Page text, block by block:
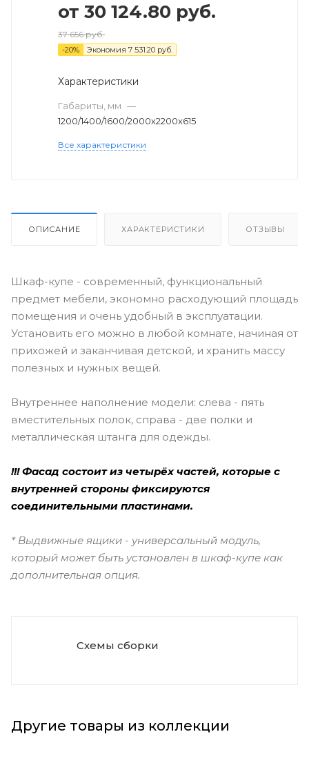
от 30 124.80 руб.
37 656 руб.
-20% Экономия 7 531.20 руб.
Характеристики
Габариты, мм —
1200/1400/1600/2000х2200х615
Все характеристики
ОПИСАНИЕ ХАРАКТЕРИСТИКИ ОТЗЫВЫ
Шкаф-купе - современный, функциональный
предмет мебели, экономно расходующий площадь
помещения и очень удобный в эксплуатации.
Установить его можно в любой комнате, начиная от
прихожей и заканчивая детской, и хранить массу
полезных и нужных вещей.
Внутреннее наполнение модели: слева - пять
вместительных полок, справа - две полки и
металлическая штанга для одежды.
!!! Фасад состоит из четырёх частей, которые с
внутренней стороны фиксируются
соединительными пластинами.
* Выдвижные ящики - универсальный модуль,
который может быть установлен в шкаф-купе как
дополнительная опция.
Схемы сборки
Другие товары из коллекции